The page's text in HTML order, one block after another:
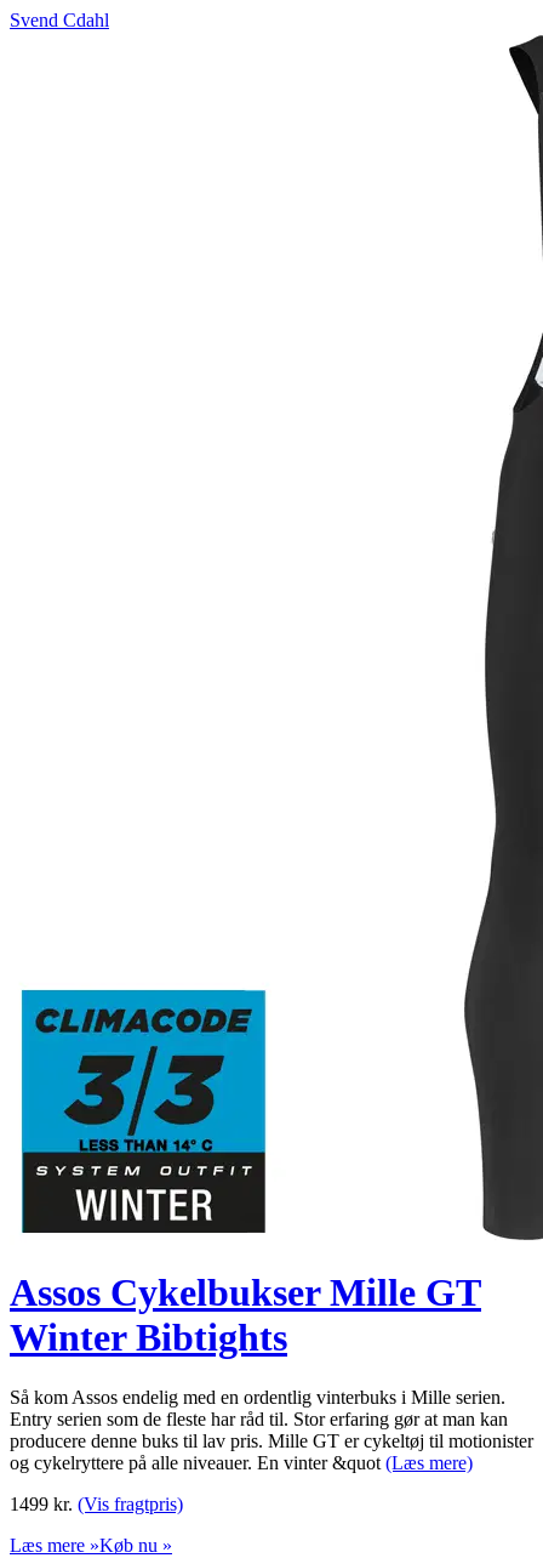
Svend Cdahl
Assos Cykelbukser Mille GT
Winter Bibtights
Så kom Assos endelig med en ordentlig vinterbuks i Mille serien.
Entry serien som de fleste har råd til. Stor erfaring gør at man kan
producere denne buks til lav pris. Mille GT er cykeltøj til motionister
og cykelryttere på alle niveauer. En vinter &quot (Læs mere)
1499 kr. (Vis fragtpris)
Læs mere »Køb nu »